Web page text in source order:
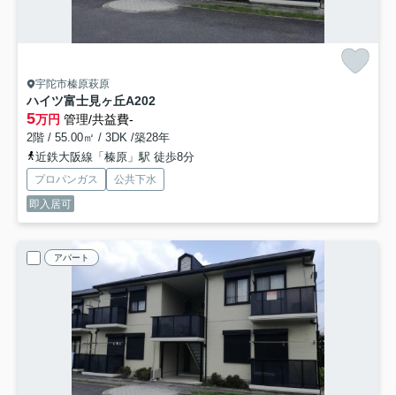
宇陀市榛原萩原
ハイツ富士見ヶ丘A202
5万円 管理/共益費-
2階 / 55.00㎡ / 3DK /築28年
近鉄大阪線「榛原」駅 徒歩8分
プロパンガス
公共下水
即入居可
アパート